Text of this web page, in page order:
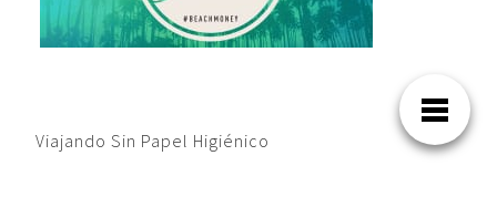
Viajando Sin Papel Higiénico